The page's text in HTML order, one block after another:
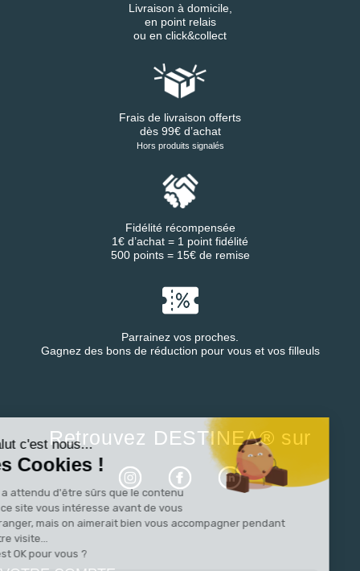
Salut c'est nous...
les Cookies !
On a attendu d'être sûrs que le contenu
de ce site vous intéresse avant de vous
déranger, mais on aimerait bien vous accompagner pendant
votre visite...
C'est OK pour vous ?
Livraison à domicile,
en point relais
ou en click&collect
Frais de livraison offerts
dès 99€ d’achat
Hors produits signalés
Fidélité récompensée
1€ d’achat = 1 point fidélité
500 points = 15€ de remise
Parrainez vos proches.
Gagnez des bons de réduction pour vous et vos filleuls
Retrouvez DESTINEA® sur